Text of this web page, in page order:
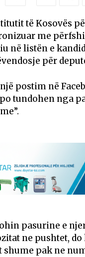
të Kosovës
me
në listën e
për
postim në
tundohen nga
pasurine e
ne pushtet,
pak ne